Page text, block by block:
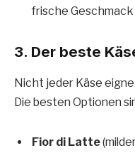
frische
3. Der beste
Nicht jeder Käse
Die besten Optionen
Fior di Latte